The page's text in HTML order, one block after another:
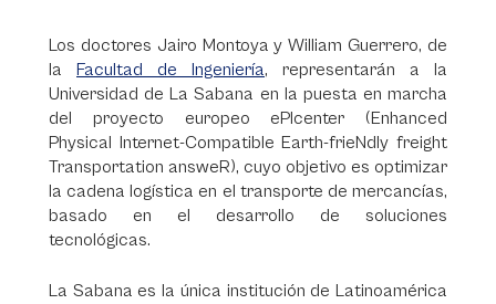
Los doctores Jairo Montoya y William Guerrero, de
la Facultad de Ingeniería, representarán a la
Universidad de La Sabana en la puesta en marcha
del proyecto europeo ePIcenter (Enhanced
Physical Internet-Compatible Earth-frieNdly freight
Transportation answeR), cuyo objetivo es optimizar
la cadena logística en el transporte de mercancías,
basado en el desarrollo de soluciones
tecnológicas.
La Sabana es la única institución de Latinoamérica